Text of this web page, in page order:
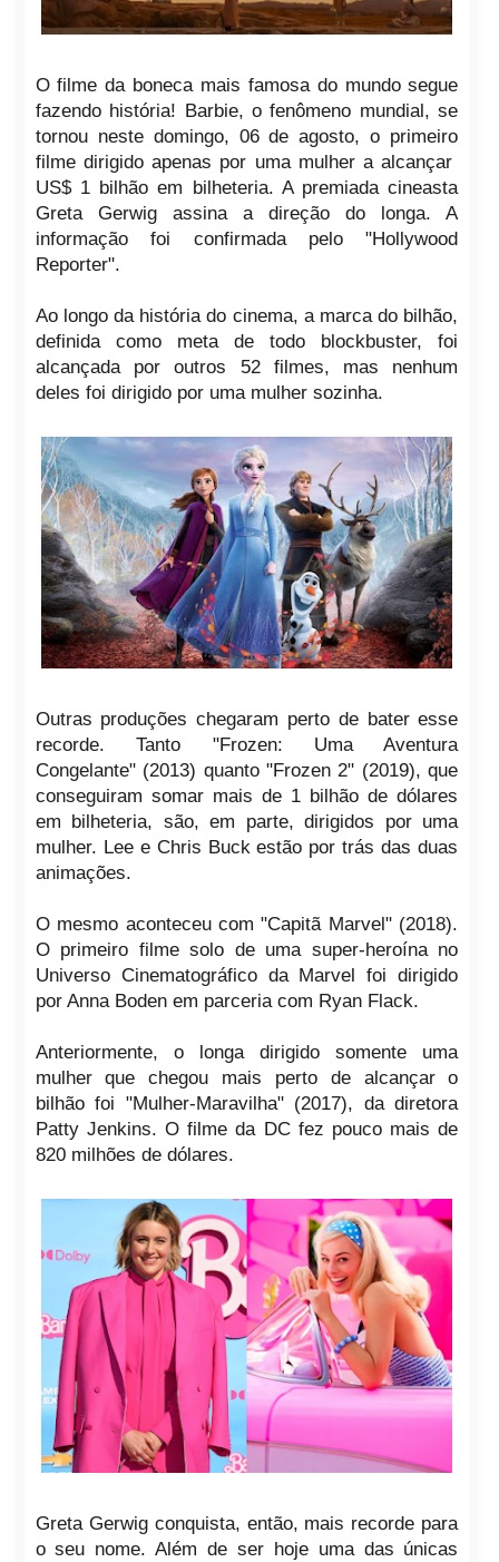
O filme da boneca mais famosa do mundo segue
fazendo história! Barbie, o fenômeno mundial, se
tornou neste domingo, 06 de agosto, o primeiro
filme dirigido apenas por uma mulher a alcançar
US$ 1 bilhão em bilheteria. A premiada cineasta
Greta Gerwig assina a direção do longa. A
informação foi confirmada pelo "Hollywood
Reporter".
Ao longo da história do cinema, a marca do bilhão,
definida como meta de todo blockbuster, foi
alcançada por outros 52 filmes, mas nenhum
deles foi dirigido por uma mulher sozinha.
Outras produções chegaram perto de bater esse
recorde. Tanto "Frozen: Uma Aventura
Congelante" (2013) quanto "Frozen 2" (2019), que
conseguiram somar mais de 1 bilhão de dólares
em bilheteria, são, em parte, dirigidos por uma
mulher. Lee e Chris Buck estão por trás das duas
animações.
O mesmo aconteceu com "Capitã Marvel" (2018).
O primeiro filme solo de uma super-heroína no
Universo Cinematográfico da Marvel foi dirigido
por Anna Boden em parceria com Ryan Flack.
Anteriormente, o longa dirigido somente uma
mulher que chegou mais perto de alcançar o
bilhão foi "Mulher-Maravilha" (2017), da diretora
Patty Jenkins. O filme da DC fez pouco mais de
820 milhões de dólares.
Greta Gerwig conquista, então, mais recorde para
o seu nome. Além de ser hoje uma das únicas